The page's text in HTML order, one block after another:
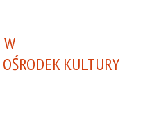
W
KULTURY